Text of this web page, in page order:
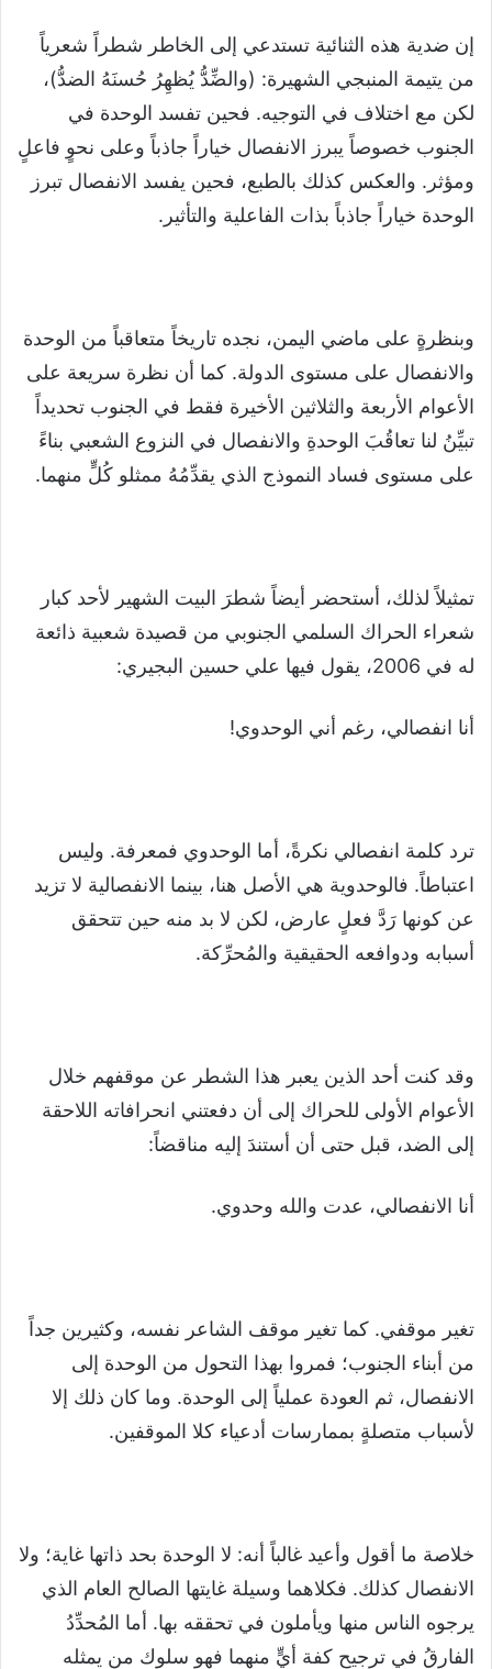
إن ضدية هذه الثنائية تستدعي إلى الخاطر شطراً شعرياً
من يتيمة المنبجي الشهيرة: (والضِّدُّ يُظهِرُ حُسنَهُ الضدُّ)،
لكن مع اختلاف في التوجيه. فحين تفسد الوحدة في
الجنوب خصوصاً يبرز الانفصال خياراً جاذباً وعلى نحوٍ فاعلٍ
ومؤثر. والعكس كذلك بالطبع، فحين يفسد الانفصال تبرز
الوحدة خياراً جاذباً بذات الفاعلية والتأثير.
وبنظرةٍ على ماضي اليمن، نجده تاريخاً متعاقباً من الوحدة
والانفصال على مستوى الدولة. كما أن نظرة سريعة على
الأعوام الأربعة والثلاثين الأخيرة فقط في الجنوب تحديداً
تبيِّنُ لنا تعاقُبَ الوحدةِ والانفصال في النزوع الشعبي بناءً
على مستوى فساد النموذج الذي يقدِّمُهُ ممثلو كُلٍّ منهما.
تمثيلاً لذلك، أستحضر أيضاً شطرَ البيت الشهير لأحد كبار
شعراء الحراك السلمي الجنوبي من قصيدة شعبية ذائعة
له في 2006، يقول فيها علي حسين البجيري:
أنا انفصالي، رغم أني الوحدوي!
ترد كلمة انفصالي نكرةً، أما الوحدوي فمعرفة. وليس
اعتباطاً. فالوحدوية هي الأصل هنا، بينما الانفصالية لا تزيد
عن كونها رَدَّ فعلٍ عارض، لكن لا بد منه حين تتحقق
أسبابه ودوافعه الحقيقية والمُحرِّكة.
وقد كنت أحد الذين يعبر هذا الشطر عن موقفهم خلال
الأعوام الأولى للحراك إلى أن دفعتني انحرافاته اللاحقة
إلى الضد، قبل حتى أن أستندَ إليه مناقضاً:
أنا الانفصالي، عدت والله وحدوي.
تغير موقفي. كما تغير موقف الشاعر نفسه، وكثيرين جداً
من أبناء الجنوب؛ فمروا بهذا التحول من الوحدة إلى
الانفصال، ثم العودة عملياً إلى الوحدة. وما كان ذلك إلا
لأسباب متصلةٍ بممارسات أدعياء كلا الموقفين.
خلاصة ما أقول وأعيد غالباً أنه: لا الوحدة بحد ذاتها غاية؛ ولا
الانفصال كذلك. فكلاهما وسيلة غايتها الصالح العام الذي
يرجوه الناس منها ويأملون في تحققه بها. أما المُحدِّدُ
الفارقُ في ترجيح كفة أيٍّ منهما فهو سلوك من يمثله